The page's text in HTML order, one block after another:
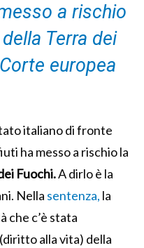
a rischio
Terra dei
europea
italiano di fronte
ha messo a rischio la
Fuochi.A dirlo è la
Nella sentenza, la
che c’è stata
alla vita) della